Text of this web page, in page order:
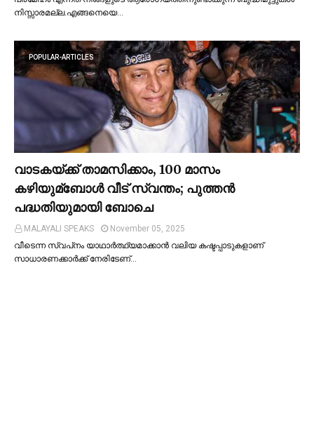
നിസ്സാരമല്ല.എങ്ങനെയെ…
POPULAR-ARTICLES
വാടകയ്ക്ക് താമസിക്കാം, 100 മാസം
കഴിയുമ്ബോള്‍ വീട് സ്വന്തം; പുത്തന്‍
പദ്ധതിയുമായി ബോചെ
MALAYALI SPEAKS
November 05, 2025
വീടെന്ന സ്വപ്‌നം യാഥാര്‍ത്ഥ്യമാക്കാന്‍ വലിയ കഷ്ടപ്പാടുകളാണ്
സാധാരണക്കാര്‍ക്ക് നേരിടേണ്…